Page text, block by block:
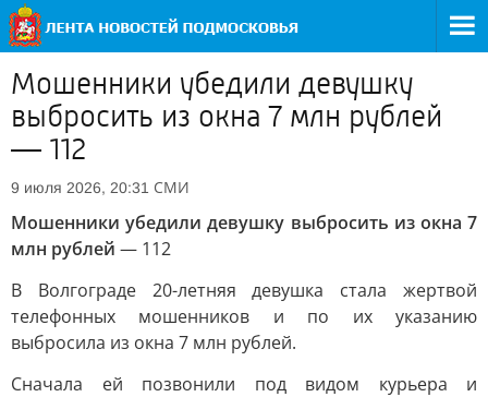
Мошенники убедили девушку
выбросить из окна 7 млн рублей
— 112
9 июля 2026, 20:31 СМИ
Мошенники убедили девушку выбросить из окна 7
млн рублей — 112
В Волгограде 20-летняя девушка стала жертвой
телефонных мошенников и по их указанию
выбросила из окна 7 млн рублей.
Сначала ей позвонили под видом курьера и